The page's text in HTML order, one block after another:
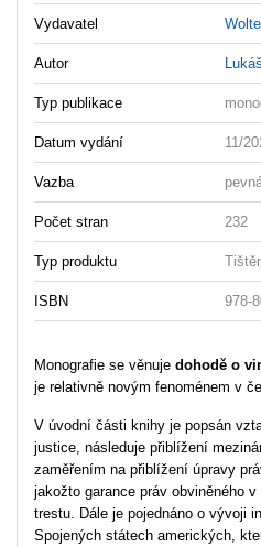
Vydavatel
Autor
Typ publikace
Datum vydání 11/
Vazba
Počet stran 232
Typ produktu
ISBN 978-
Monografie se věnuje dohodě o
je relativně novým fenoménem v
V úvodní části knihy je popsán
justice, následuje přiblížení
zaměřením na přiblížení úpravy
jakožto garance práv obviněného
trestu. Dále je pojednáno o vývoji
Spojených státech amerických,